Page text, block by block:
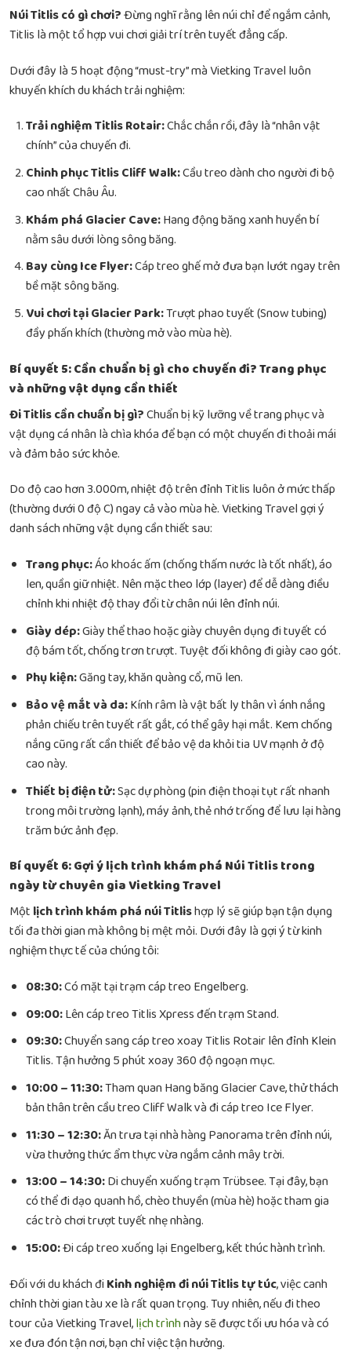
Núi Titlis có gì chơi?Đừng nghĩ rằng lên núi chỉ để ngắm cảnh,
Titlis là một tổ hợp vui chơi giải trí trên tuyết đẳng cấp.
Dưới đây là 5 hoạt động “must-try” mà Vietking Travel luôn
khuyến khích du khách trải nghiệm:
Trải nghiệm Titlis Rotair:Chắc chắn rồi, đây là “nhân vật
chính” của chuyến đi.
Chinh phục Titlis Cliff Walk:Cầu treo dành cho người đi bộ
cao nhất Châu Âu.
Khám phá Glacier Cave:Hang động băng xanh huyền bí
nằm sâu dưới lòng sông băng.
Bay cùng Ice Flyer:Cáp treo ghế mở đưa bạn lướt ngay trên
bề mặt sông băng.
Vui chơi tại Glacier Park:Trượt phao tuyết (Snow tubing)
đầy phấn khích (thường mở vào mùa hè).
Bí quyết 5: Cần chuẩn bị gì cho chuyến đi? Trang phục
và những vật dụng cần thiết
Đi Titlis cần chuẩn bị gì?Chuẩn bị kỹ lưỡng về trang phục và
vật dụng cá nhân là chìa khóa để bạn có một chuyến đi thoải mái
và đảm bảo sức khỏe.
Do độ cao hơn 3.000m, nhiệt độ trên đỉnh Titlis luôn ở mức thấp
(thường dưới 0 độ C) ngay cả vào mùa hè. Vietking Travel gợi ý
danh sách những vật dụng cần thiết sau:
Trang phục:Áo khoác ấm (chống thấm nước là tốt nhất), áo
len, quần giữ nhiệt. Nên mặc theo lớp (layer) để dễ dàng điều
chỉnh khi nhiệt độ thay đổi từ chân núi lên đỉnh núi.
Giày dép:Giày thể thao hoặc giày chuyên dụng đi tuyết có
độ bám tốt, chống trơn trượt. Tuyệt đối không đi giày cao gót.
Phụ kiện:Găng tay, khăn quàng cổ, mũ len.
Bảo vệ mắt và da:Kính râm là vật bất ly thân vì ánh nắng
phản chiếu trên tuyết rất gắt, có thể gây hại mắt. Kem chống
nắng cũng rất cần thiết để bảo vệ da khỏi tia UV mạnh ở độ
cao này.
Thiết bị điện tử:Sạc dự phòng (pin điện thoại tụt rất nhanh
trong môi trường lạnh), máy ảnh, thẻ nhớ trống để lưu lại hàng
trăm bức ảnh đẹp.
Bí quyết 6: Gợi ý lịch trình khám phá Núi Titlis trong
ngày từ chuyên gia Vietking Travel
Một lịch trình khám phá núi Titlishợp lý sẽ giúp bạn tận dụng
tối đa thời gian mà không bị mệt mỏi. Dưới đây là gợi ý từ kinh
nghiệm thực tế của chúng tôi:
08:30:Có mặt tại trạm cáp treo Engelberg.
09:00:Lên cáp treo Titlis Xpress đến trạm Stand.
09:30:Chuyển sang cáp treo xoay Titlis Rotair lên đỉnh Klein
Titlis. Tận hưởng 5 phút xoay 360 độ ngoạn mục.
10:00 – 11:30:Tham quan Hang băng Glacier Cave, thử thách
bản thân trên cầu treo Cliff Walk và đi cáp treo Ice Flyer.
11:30 – 12:30:Ăn trưa tại nhà hàng Panorama trên đỉnh núi,
vừa thưởng thức ẩm thực vừa ngắm cảnh mây trời.
13:00 – 14:30:Di chuyển xuống trạm Trübsee. Tại đây, bạn
có thể đi dạo quanh hồ, chèo thuyền (mùa hè) hoặc tham gia
các trò chơi trượt tuyết nhẹ nhàng.
15:00:Đi cáp treo xuống lại Engelberg, kết thúc hành trình.
Đối với du khách đi Kinh nghiệm đi núi Titlis tự túc, việc canh
chỉnh thời gian tàu xe là rất quan trọng. Tuy nhiên, nếu đi theo
tour của Vietking Travel,lịch trìnhnày sẽ được tối ưu hóa và có
xe đưa đón tận nơi, bạn chỉ việc tận hưởng.